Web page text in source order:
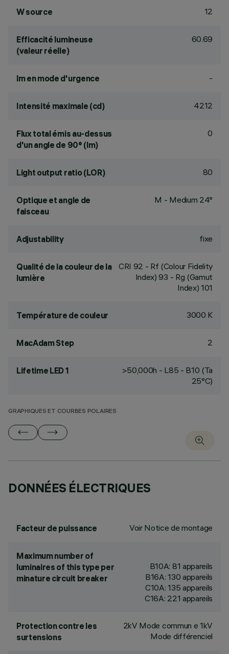
W source 12
Efficacité lumineuse
(valeur réelle)
60.69
lm en mode d'urgence -
Intensité maximale (cd) 4212
Flux total émis au-dessus
d'un angle de 90° (lm)
0
Light output ratio (LOR) 80
Optique et angle de
faisceau
M - Medium 24°
Adjustability fixe
Qualité de la couleur de la
lumière
CRI 92 - Rf (Colour Fidelity
Index) 93 - Rg (Gamut
Index) 101
Température de couleur 3000 K
MacAdam Step 2
Lifetime LED 1
>50,000h - L85 - B10 (Ta
25°C)
GRAPHIQUES ET COURBES POLAIRES
DONNÉES ÉLECTRIQUES
Facteur de puissance Voir Notice de montage
Maximum number of
luminaires of this type per
minature circuit breaker
B10A: 81 appareils
B16A: 130 appareils
C10A: 135 appareils
C16A: 221 appareils
Protection contre les
surtensions
2kV Mode commun e 1kV
Mode différenciel